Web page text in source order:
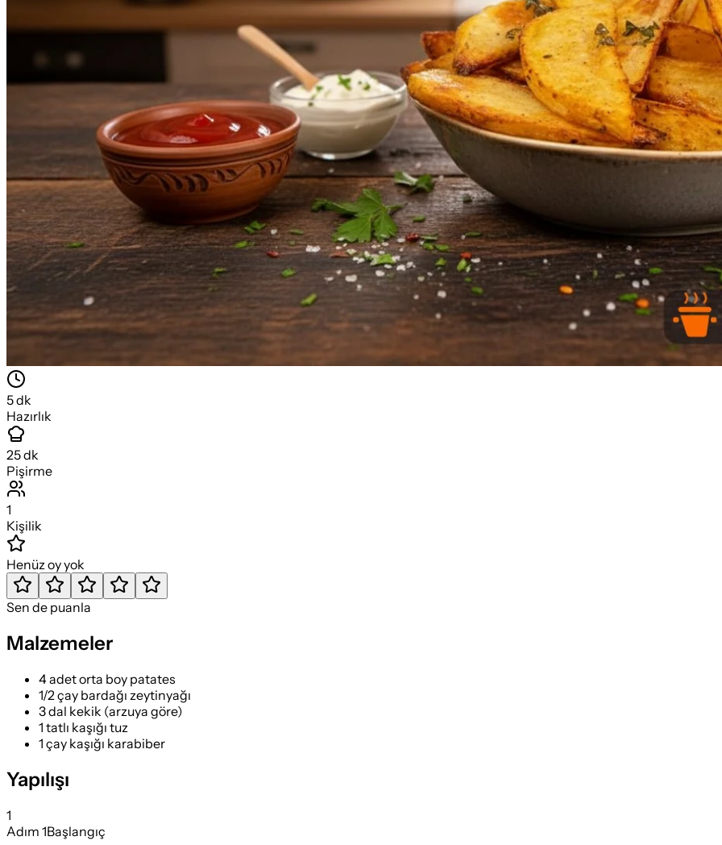
5dk
Hazırlık
25dk
Pişirme
1
Kişilik
Henüz oy yok
Sen de puanla
Malzemeler
4 adet orta boy patates
1/2 çay bardağı zeytinyağı
3 dal kekik (arzuya göre)
1 tatlı kaşığı tuz
1 çay kaşığı karabiber
Yapılışı
1
Adım 1Başlangıç